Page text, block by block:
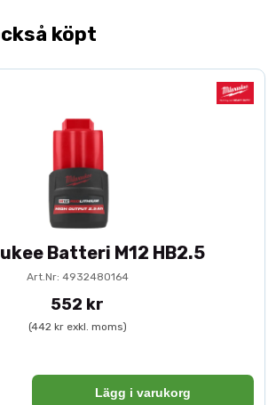
köpt
Batteri M12 HB2.5
Art.Nr: 4932480164
552 kr
(442 kr exkl. moms)
Lägg i varukorg